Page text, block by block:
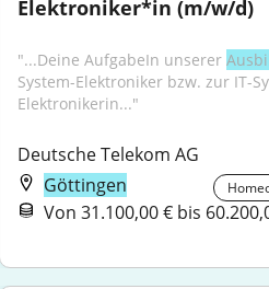
Elektroniker*in (m/w/d)
"...Deine AufgabeIn unserer
System-Elektroniker bzw. zur IT-
Elektronikerin..."
Deutsche Telekom AG
Göttingen
Von 31.100,00 € bis